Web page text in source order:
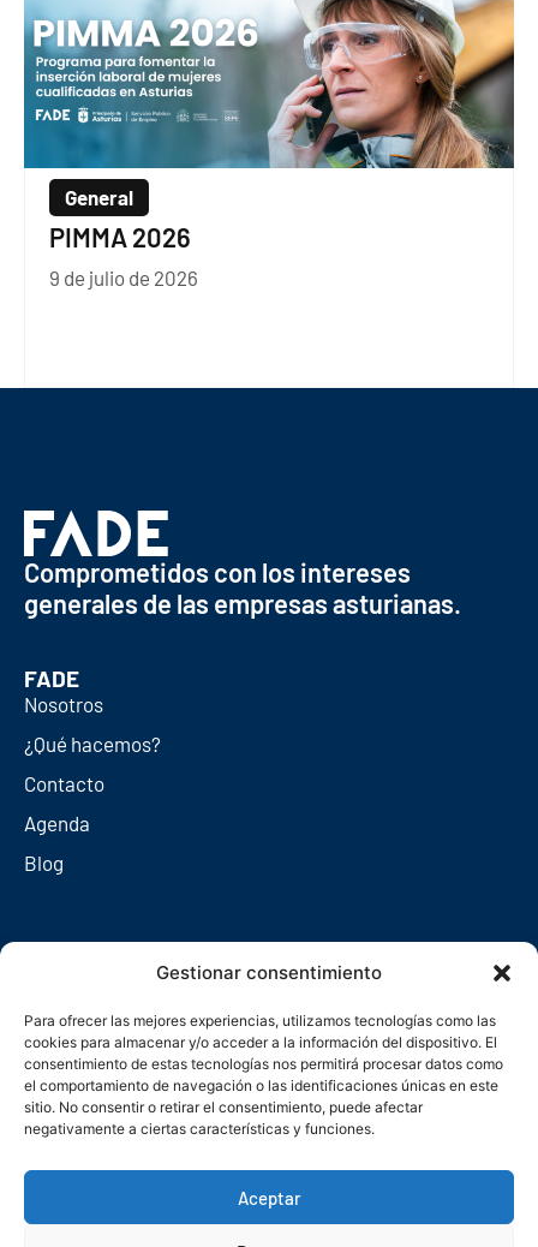
Gestionar consentimiento
Para ofrecer las mejores experiencias, utilizamos tecnologías como las
cookies para almacenar y/o acceder a la información del dispositivo. El
consentimiento de estas tecnologías nos permitirá procesar datos como
el comportamiento de navegación o las identificaciones únicas en este
sitio. No consentir o retirar el consentimiento, puede afectar
negativamente a ciertas características y funciones.
Aceptar
General
PIMMA 2026
9 de julio de 2026
Comprometidos con los intereses
generales de las empresas asturianas.
FADE
Nosotros
¿Qué hacemos?
Contacto
Agenda
Blog
Redes sociales